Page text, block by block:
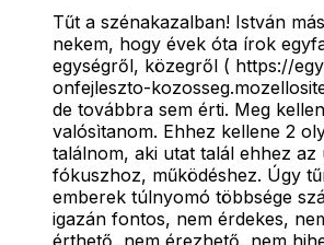
Tűt a szénakazalban! István
nekem, hogy évek óta írok
egységről, közegről ( https://
onfejleszto-
de továbbra sem érti. Meg
valósìtanom. Ehhez kellene 2
találnom, aki utat talál ehhez az
fókuszhoz, működéshez. Úgy
emberek túlnyomó többsége
igazán fontos, nem érdekes,